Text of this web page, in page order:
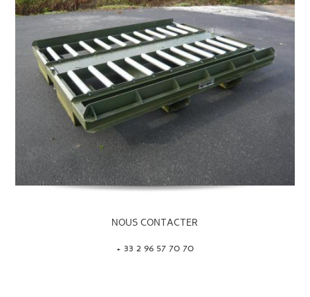
NOUS CONTACTER
+ 33 2 96 57 70 70